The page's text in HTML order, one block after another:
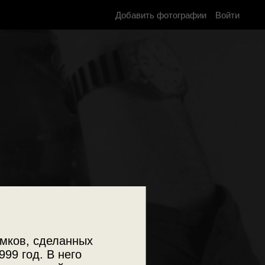
сделанных
год. В него
Добавить фотографии Войти